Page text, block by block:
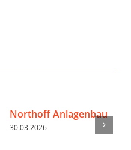
Northoff Anlagenbau
30.03.2026